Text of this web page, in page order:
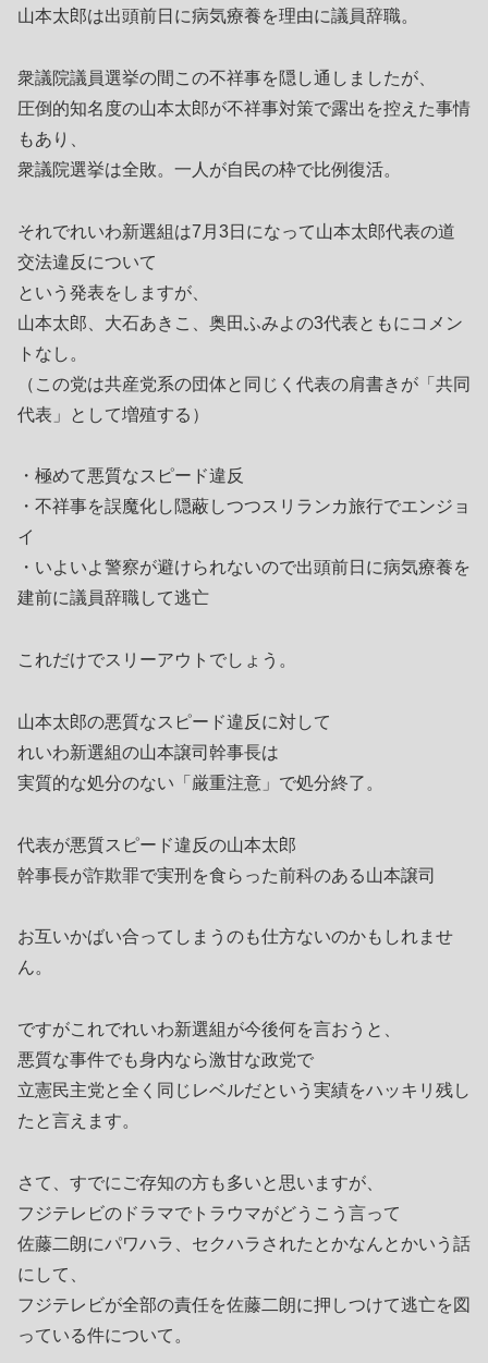
山本太郎は出頭前日に病気療養を理由に議員辞職。
衆議院議員選挙の間この不祥事を隠し通しましたが、
圧倒的知名度の山本太郎が不祥事対策で露出を控えた事情
もあり、
衆議院選挙は全敗。一人が自民の枠で比例復活。
それでれいわ新選組は7月3日になって山本太郎代表の道
交法違反について
という発表をしますが、
山本太郎、大石あきこ、奥田ふみよの3代表ともにコメン
トなし。
（この党は共産党系の団体と同じく代表の肩書きが「共同
代表」として増殖する）
・極めて悪質なスピード違反
・不祥事を誤魔化し隠蔽しつつスリランカ旅行でエンジョ
イ
・いよいよ警察が避けられないので出頭前日に病気療養を
建前に議員辞職して逃亡
これだけでスリーアウトでしょう。
山本太郎の悪質なスピード違反に対して
れいわ新選組の山本譲司幹事長は
実質的な処分のない「厳重注意」で処分終了。
代表が悪質スピード違反の山本太郎
幹事長が詐欺罪で実刑を食らった前科のある山本譲司
お互いかばい合ってしまうのも仕方ないのかもしれませ
ん。
ですがこれでれいわ新選組が今後何を言おうと、
悪質な事件でも身内なら激甘な政党で
立憲民主党と全く同じレベルだという実績をハッキリ残し
たと言えます。
さて、すでにご存知の方も多いと思いますが、
フジテレビのドラマでトラウマがどうこう言って
佐藤二朗にパワハラ、セクハラされたとかなんとかいう話
にして、
フジテレビが全部の責任を佐藤二朗に押しつけて逃亡を図
っている件について。